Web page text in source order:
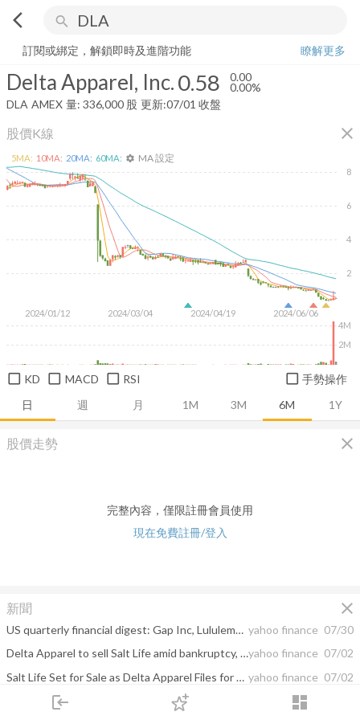
arrow_back_ios search
login dashboard
下單
Delta Apparel, Inc. 0.58
訂閱或綁定，解鎖即時及進階功能
瞭解更多
Delta Apparel, Inc.0.58 0.00
0.00%
DLA AMEX 量: 336,000 股 更新:07/01 收盤
股價K線 close
日 週 月 1M 3M 6M 1Y
2024/01/12 2024/03/04 2024/04/19 2024/06/06
2
4
6
8
2M
4M
5MA: 10MA: 20MA: 60MA: settings MA 設定
KD MACD RSI 手勢操作
股價走勢 close
完整內容，僅限註冊會員使用
現在免費註冊/登入
新聞 close
US quarterly financial digest: Gap Inc, Lululemon, Kohl’s yahoo finance 07/30
Delta Apparel to sell Salt Life amid bankruptcy, stock exchange delistingyahoo finance 07/02
Salt Life Set for Sale as Delta Apparel Files for Bankruptcy yahoo finance 07/02
yahoo finance